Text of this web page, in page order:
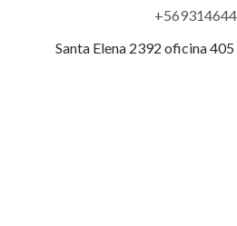
Santa Elena 2392 oficina 405